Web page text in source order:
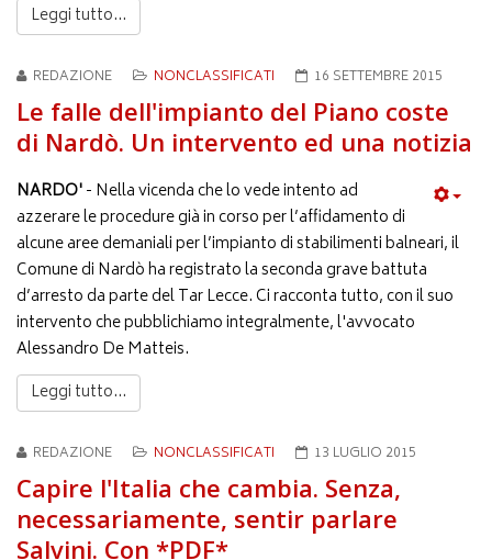
Leggi tutto...
REDAZIONE NONCLASSIFICATI 16 SETTEMBRE 2015
Le falle dell'impianto del Piano coste
di Nardò. Un intervento ed una notizia
NARDO'- Nella vicenda che lo vede intento ad
azzerare le procedure già in corso per l’affidamento di
alcune aree demaniali per l’impianto di stabilimenti balneari, il
Comune di Nardò ha registrato la seconda grave battuta
d’arresto da parte del Tar Lecce. Ci racconta tutto, con il suo
intervento che pubblichiamo integralmente, l'avvocato
Alessandro De Matteis.
Leggi tutto...
REDAZIONE NONCLASSIFICATI 13 LUGLIO 2015
Capire l'Italia che cambia. Senza,
necessariamente, sentir parlare
Salvini. Con *PDF*